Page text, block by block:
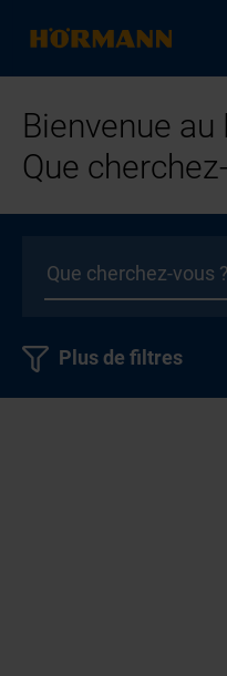
Bienvenue
Que
Plus de filtres